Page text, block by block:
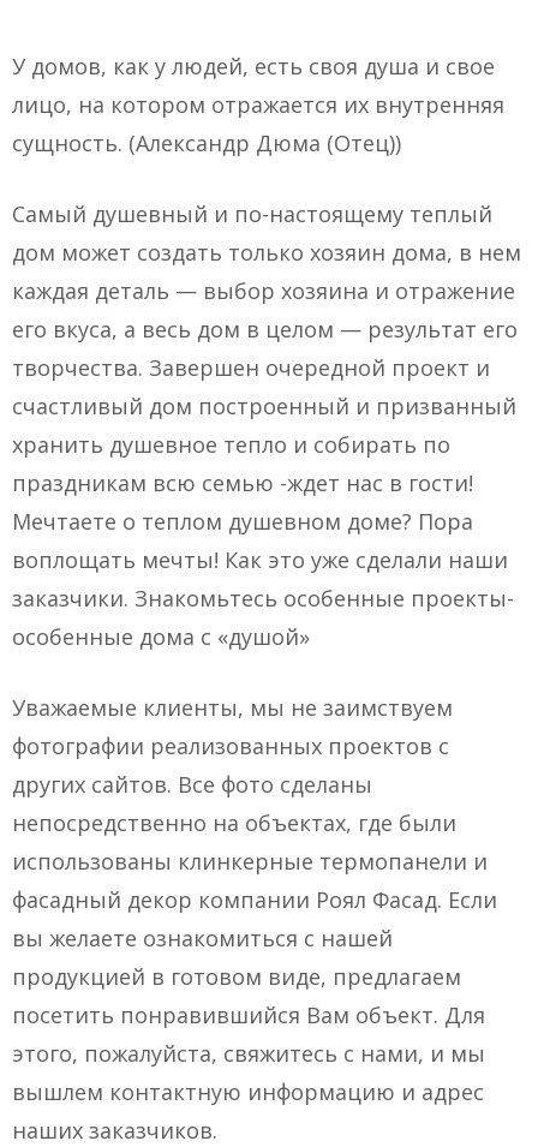
У домов, как у людей, есть своя душа и свое
лицо, на котором отражается их внутренняя
сущность. (Александр Дюма (Отец))
Самый душевный и по-настоящему теплый
дом может создать только хозяин дома, в нем
каждая деталь — выбор хозяина и отражение
его вкуса, а весь дом в целом — результат его
творчества. Завершен очередной проект и
счастливый дом построенный и призванный
хранить душевное тепло и собирать по
праздникам всю семью -ждет нас в гости!
Мечтаете о теплом душевном доме? Пора
воплощать мечты! Как это уже сделали наши
заказчики. Знакомьтесь особенные проекты-
особенные дома с «душой»
Уважаемые клиенты, мы не заимствуем
фотографии реализованных проектов с
других сайтов. Все фото сделаны
непосредственно на объектах, где были
использованы клинкерные термопанели и
фасадный декор компании Роял Фасад. Если
вы желаете ознакомиться с нашей
продукцией в готовом виде, предлагаем
посетить понравившийся Вам объект. Для
этого, пожалуйста, свяжитесь с нами, и мы
вышлем контактную информацию и адрес
наших заказчиков.